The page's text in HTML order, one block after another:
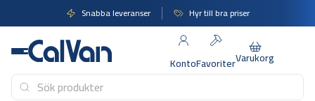
till
innehåll
Snabba leveranser Hyr till bra priser
KontoFavoriterVarukorg